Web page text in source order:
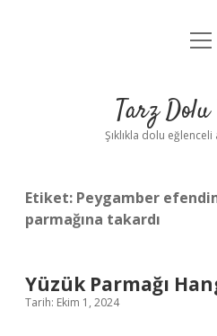
Yasal
Tarz
Şıklıkla dolu
Etiket: Peygamber
parmağına takardı
Yüzük Parmağı
Tarih: Ekim 1, 2024